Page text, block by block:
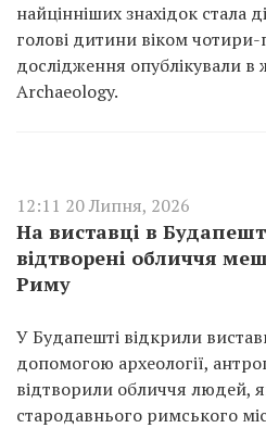
найцінніших знахідок стала
голові дитини віком чотири-
дослідження опублікували
Archaeology.
12:11 20 Липня, 2026
На виставці в
відтворені обличчя
Риму
У Будапешті відкрили
допомогою археології,
відтворили обличчя людей,
стародавнього римського